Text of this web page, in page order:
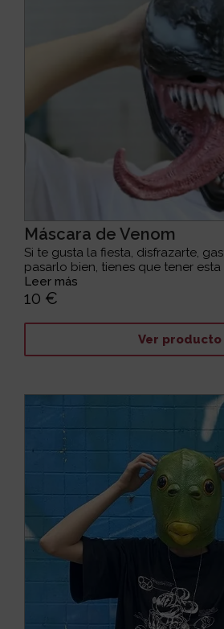
Máscara de Venom
Si te gusta la fiesta, disfrazarte,
pasarlo bien, tienes que tener esta
Leer más
10 €
Ver producto